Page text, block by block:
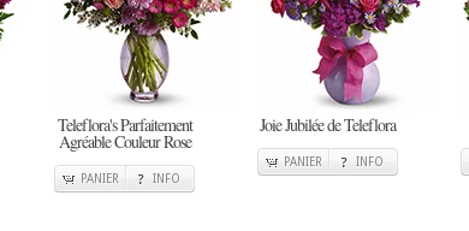
Teleflora's Parfaitement
Agréable Couleur Rose
PANIER INFO
Joie Jubilée de Teleflora
PANIER INFO